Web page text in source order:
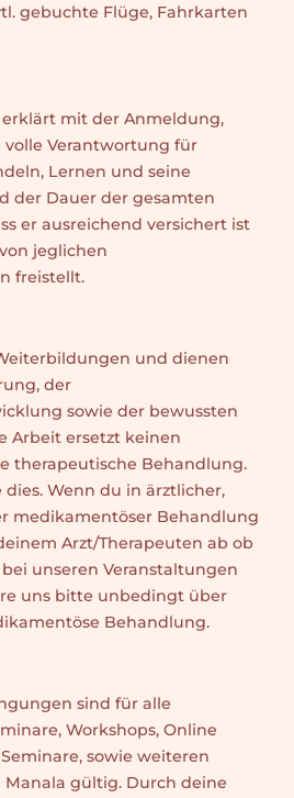
gebuchte Flüge, Fahrkarten
erklärt mit der Anmeldung,
volle Verantwortung für
Lernen und seine
der Dauer der gesamten
er ausreichend versichert ist
jeglichen
freistellt.
und dienen
der
sowie der bewussten
Arbeit ersetzt keinen
therapeutische Behandlung.
Wenn du in ärztlicher,
medikamentöser Behandlung
Arzt/Therapeuten ab ob
unseren Veranstaltungen
uns bitte unbedingt über
Behandlung.
sind für alle
Workshops, Online
sowie weiteren
gültig. Durch deine